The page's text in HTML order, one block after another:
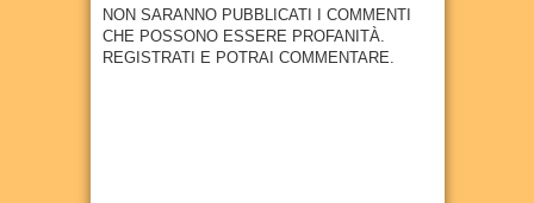
res de
15
anos
NON SARANNO PUBBLICATI I COMMENTI
CHE POSSONO ESSERE PROFANITÀ.
REGISTRATI E POTRAI COMMENTARE.